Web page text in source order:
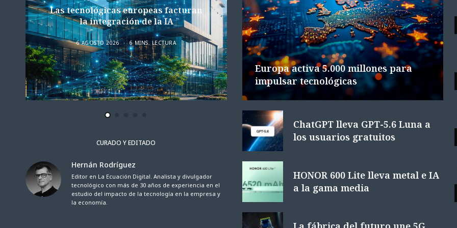
Las tecnológicas europeas facturan
la integración de la IA
6 AGOSTO 2026 6 MINS. LECTURA
Google DeepMind cambia de mando
en plena carrera de IA
6 AGOSTO 2026 4 MINS. LECTURA
CURADO Y EDITADO
Hernán Rodríguez
Editor en La Ecuación Digital. Analista y divulgador
tecnológico con más de 30 años de experiencia en el
estudio del impacto de la tecnología en la empresa y
la economía.
Europa activa 5.000 millones para
impulsar tecnológicas
ChatGPT lleva GPT-5.6 Luna a
los usuarios gratuitos
HONOR 600 Lite lleva metal e IA
a la gama media